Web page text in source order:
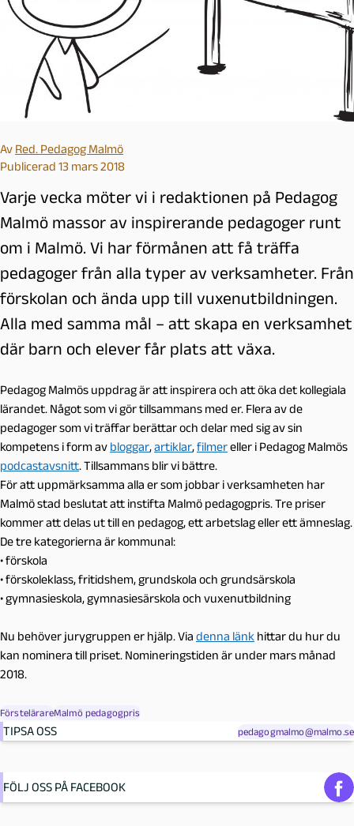
Av Red. Pedagog Malmö
Publicerad 13 mars 2018
Varje vecka möter vi i redaktionen på Pedagog
Malmö massor av inspirerande pedagoger runt
om i Malmö. Vi har förmånen att få träffa
pedagoger från alla typer av verksamheter. Från
förskolan och ända upp till vuxenutbildningen.
Alla med samma mål – att skapa en verksamhet
där barn och elever får plats att växa.
Pedagog Malmös uppdrag är att inspirera och att öka det kollegiala
lärandet. Något som vi gör tillsammans med er. Flera av de
pedagoger som vi träffar berättar och delar med sig av sin
kompetens i form av bloggar,artiklar,filmereller i Pedagog Malmös
podcastavsnitt. Tillsammans blir vi bättre.
För att uppmärksamma alla er som jobbar i verksamheten har
Malmö stad beslutat att instifta Malmö pedagogpris. Tre priser
kommer att delas ut till en pedagog, ett arbetslag eller ett ämneslag.
De tre kategorierna är kommunal:
• förskola
• förskoleklass, fritidshem, grundskola och grundsärskola
• gymnasieskola, gymnasiesärskola och vuxenutbildning
Nu behöver jurygruppen er hjälp. Via denna länk hittar du hur du
kan nominera till priset. Nomineringstiden är under mars månad
2018.
FörstelärareMalmö pedagogpris
TIPSA OSS pedagogmalmo@malmo.se
FÖLJ OSS PÅ FACEBOOK